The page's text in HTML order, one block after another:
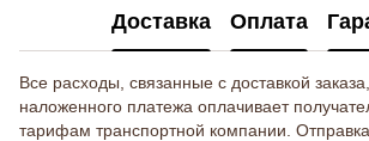
Доставка Оплата
Все расходы, связанные с доставкой
наложенного платежа оплачивает
тарифам транспортной компании. Отправка